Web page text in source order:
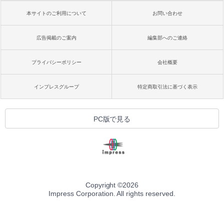
本サイトのご利用について お問い合わせ
広告掲載のご案内 編集部へのご連絡
プライバシーポリシー 会社概要
インプレスグループ 特定商取引法に基づく表示
PC版で見る
Copyright ©2026
Impress Corporation. All rights reserved.